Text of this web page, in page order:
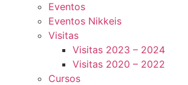
Eventos
Eventos Nikkeis
Visitas
Visitas 2023 – 2024
Visitas 2020 – 2022
Cursos